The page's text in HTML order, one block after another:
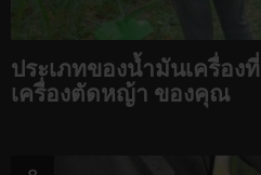
ประเภทของน้ำมันเครื่อ
เครื่องตัดหญ้า ของคุณ